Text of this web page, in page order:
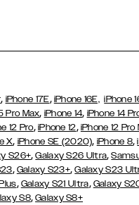
, iPhone 17E, iPhone 16E, iPhone
Pro Max, iPhone 14, iPhone 14
12 Pro, iPhone 12, iPhone 12 Pro
X, iPhone SE (2020), iPhone 8,
S26+,Galaxy S26 Ultra,
, Galaxy S23+,Galaxy S23
, Galaxy S21 Ultra, Galaxy
S8,Galaxy S8+